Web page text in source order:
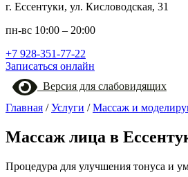
г. Ессентуки, ул. Кисловодская, 31
пн-вс 10:00 – 20:00
+7 928-351-77-22
Записаться онлайн
Версия для слабовидящих
Главная /Услуги /Массаж и
Массаж лица в
Процедура для улучшения тонуса и